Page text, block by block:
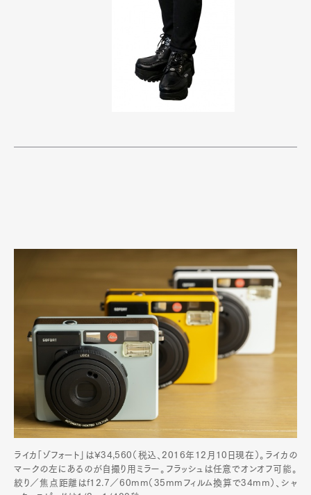
ライカ「ゾフォート」は¥34,560（税込、2016年12月10日現在）。ライカの
マークの左にあるのが自撮り用ミラー。フラッシュは任意でオンオフ可能。
絞り／焦点距離はf12.7／60mm（35mmフィルム換算で34mm）、シャ